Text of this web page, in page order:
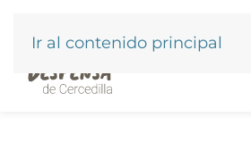
Ir al contenido principal